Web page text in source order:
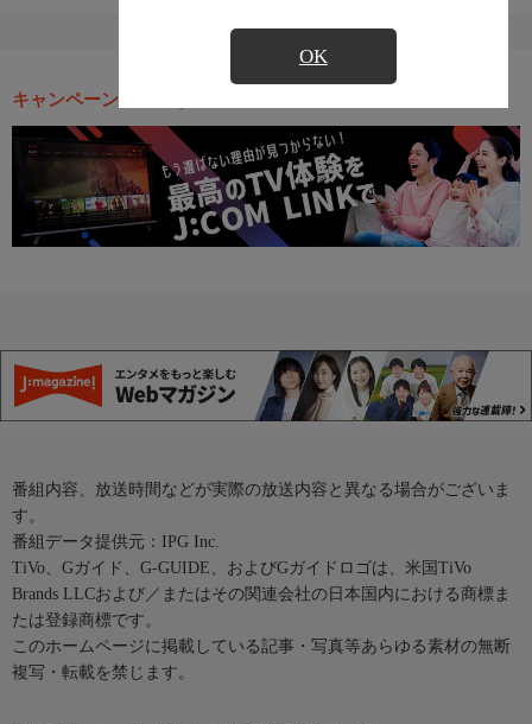
OK
キャンペーン・お得な情報
番組内容、放送時間などが実際の放送内容と異なる場合がございま
す。
番組データ提供元：IPG Inc.
TiVo、Gガイド、G-GUIDE、およびGガイドロゴは、米国TiVo
Brands LLCおよび／またはその関連会社の日本国内における商標ま
たは登録商標です。
このホームページに掲載している記事・写真等あらゆる素材の無断
複写・転載を禁じます。